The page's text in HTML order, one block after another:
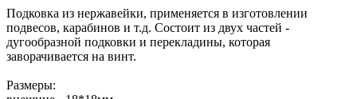
Подковка из нержавейки, применяется в изготовлении
подвесов, карабинов и т.д. Состоит из двух частей -
дугообразной подковки и перекладины, которая
заворачивается на винт.
Размеры: